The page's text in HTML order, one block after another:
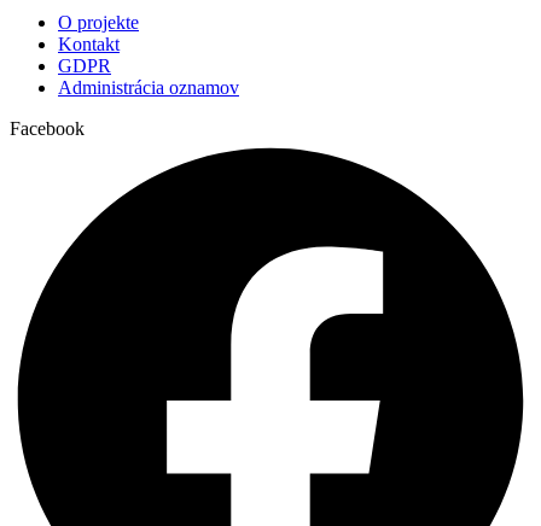
11:00
Na úmysel kňaza
O projekte
Kontakt
GDPR
Administrácia oznamov
Facebook